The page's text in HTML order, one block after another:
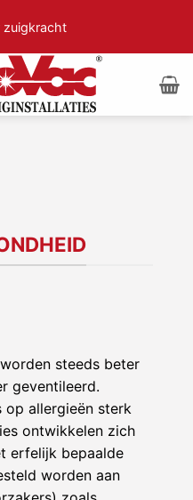
steeds beter
geventileerd.
op allergieën sterk
ontwikkelen zich
erfelijk bepaalde
worden aan